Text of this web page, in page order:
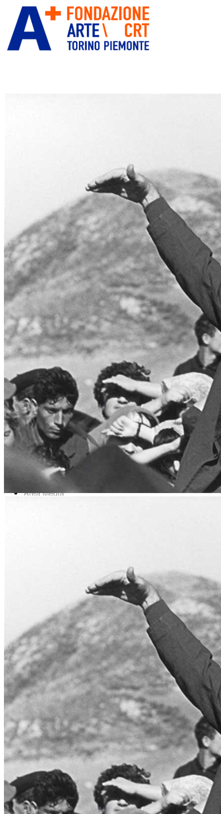
Home
Chi Siamo
Collezione
Progetti
News
Area Media
MenuMenu
ITA
ENG